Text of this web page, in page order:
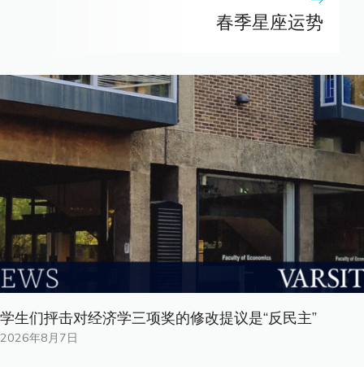
春季星座运势
学生们抨击对经济学三项奖的修改提议是“反民主”
2026年8月7日